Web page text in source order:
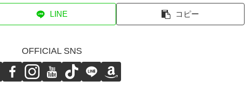
LINE コピー
OFFICIAL SNS